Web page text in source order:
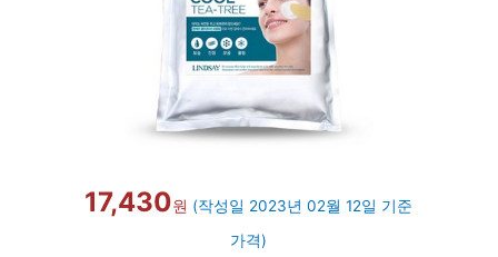
17,430원 (작성일 2023년 02월 12일 기준
가격)